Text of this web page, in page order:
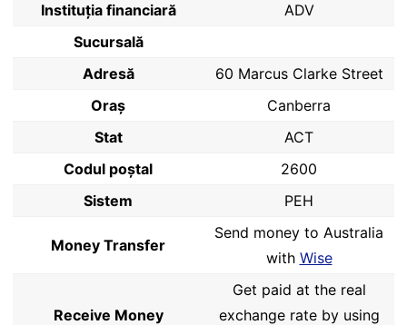
Instituția financiară
ADV
Sucursală
Adresă
60 Marcus Clarke Street
Oraș
Canberra
Stat
ACT
Codul poştal
2600
Sistem
PEH
Money Transfer
Send money to Australia
with Wise
Receive Money
Get paid at the real
exchange rate by using